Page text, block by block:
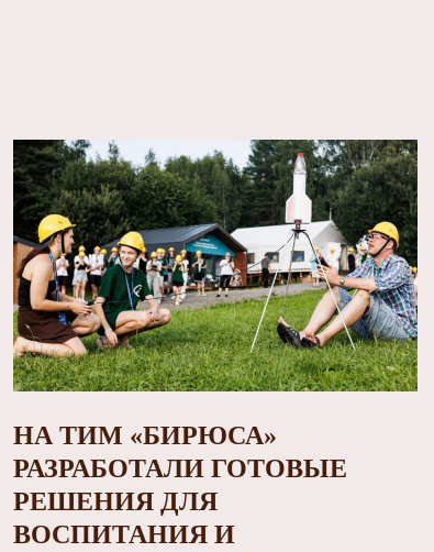
НА ТИМ «БИРЮСА»
РАЗРАБОТАЛИ ГОТОВЫЕ
РЕШЕНИЯ ДЛЯ
ВОСПИТАНИЯ И